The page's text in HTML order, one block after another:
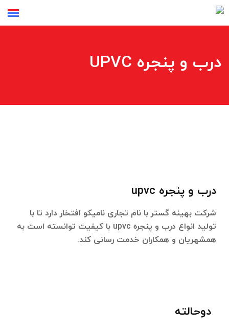
درب و پنجره UPVC
درب و پنجره upvc
شرکت بهینه گستر با نام تجاری نامیکو افتخار دارد تا با
تولید انواع درب و پنجره upvc با کیفیت توانسته است به
همشهریان و همکاران خدمت رسانی کند.
دوحالته